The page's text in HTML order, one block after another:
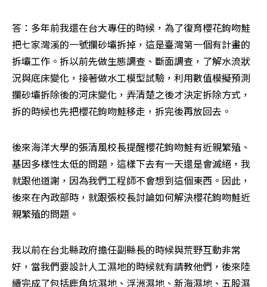
答：多年前我還在台大專任的時候，為了復育櫻花鉤吻鮭
把七家灣溪的一號攔砂壩拆掉，這是臺灣第一個有計畫的
拆壩工作。拆以前先做生態調查、斷面調查，了解水流狀
況與底床變化，接著做水工模型試驗，利用數值模擬預測
攔砂壩拆除後的河床變化，弄清楚之後才決定拆除方式，
拆的時候也先把櫻花鉤吻鮭移走，拆完後再放回去。
後來海洋大學的張清風校長提醒櫻花鉤吻鮭有近親繁殖、
基因多樣性太低的問題，這樣下去有一天還是會滅絕，我
就跟他道謝，因為我們工程師不會想到這個東西。因此，
後來在內政部時，就跟張校長討論如何解決櫻花鉤吻鮭近
親繁殖的問題。
我以前在台北縣政府擔任副縣長的時候與荒野互動非常
好，當我們要設計人工濕地的時候就有請教他們，後來陸
續完成了包括鹿角坑濕地、浮洲濕地、新海濕地、五股濕